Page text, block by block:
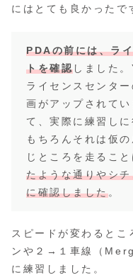
にはとても良かったで
PDAの前には、ラ
トを確認しました
ライセンスセンタ
画がアップされて
て、実際に練習しに
もちろんそれは仮
じところを走るこ
たような通りやシ
に確認しました。
スピードが変わるとこ
ンや２→１車線（
に練習しました。